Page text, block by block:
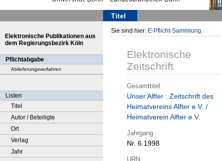
Titel
Elektronische Publikationen aus
dem Regierungsbezirk Köln
Pflichtabgabe
Ablieferungsverfahren
Listen
Titel
Autor / Beteiligte
Ort
Verlag
Jahr
Sie sind hier: E-Pflicht-Sammlung
Elektronische
Zeitschrift
Gesamttitel
Unser Alfter : Zeitschrift des
Heimatvereins Alfter e.V. /
Heimatverein Alfter e.V.
Jahrgang
Nr. 6.1998
URN